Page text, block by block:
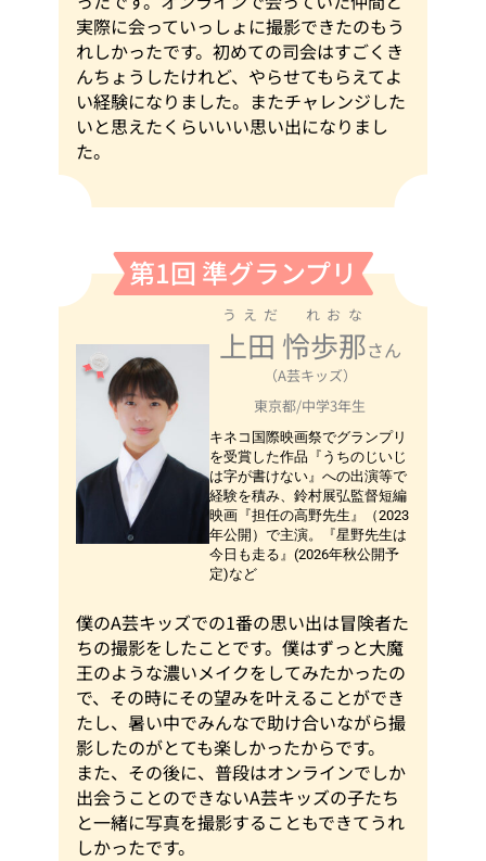
実際に会っていっしょに撮影できたのもう
れしかったです。初めての司会はすごくき
んちょうしたけれど、やらせてもらえてよ
い経験になりました。またチャレンジした
いと思えたくらいいい思い出になりまし
た。
第1回 準グランプリ
上田 怜歩那
うえだ れおな
さん
（A芸キッズ）
東京都/中学3年生
キネコ国際映画祭でグランプリ
を受賞した作品『うちのじいじ
は字が書けない』への出演等で
経験を積み、鈴村展弘監督短編
映画『担任の高野先生』（2023
年公開）で主演。『星野先生は
今日も走る』(2026年秋公開予
定)など
僕のA芸キッズでの1番の思い出は冒険者た
ちの撮影をしたことです。僕はずっと大魔
王のような濃いメイクをしてみたかったの
で、その時にその望みを叶えることができ
たし、暑い中でみんなで助け合いながら撮
影したのがとても楽しかったからです。
また、その後に、普段はオンラインでしか
出会うことのできないA芸キッズの子たち
と一緒に写真を撮影することもできてうれ
しかったです。